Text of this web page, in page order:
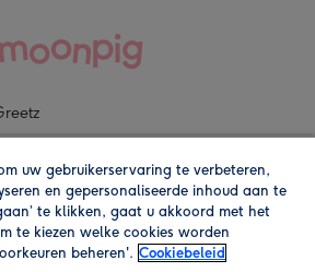
btw en andere heffingen. Lees de
uw gebruikerservaring te verbeteren,
en gepersonaliseerde inhoud aan te
te klikken, gaat u akkoord met het
te kiezen welke cookies worden
beheren'. Cookiebeleid